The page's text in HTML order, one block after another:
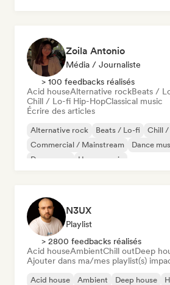
Zoila Antonio
Média / Journaliste
> 100 feedbacks réalisés
Acid houseAlternative rockBeats /
Chill / Lo-fi Hip-HopClassical music
Écrire des articles
Alternative rock Beats / Lo-fi
Chill
Commercial / Mainstream
Dance
Dream pop
House music
N3UX
Playlist
> 2800 feedbacks réalisés
Acid houseAmbientChill outDeep
Ajouter dans ma/mes playlist(s)
Acid house Ambient Deep house